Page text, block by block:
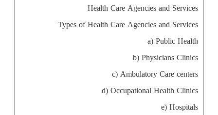
Health Care Agencies and Services
Types of Health Care Agencies and Services
a) Public Health
b) Physicians Clinics
c) Ambulatory Care centers
d) Occupational Health Clinics
e) Hospitals